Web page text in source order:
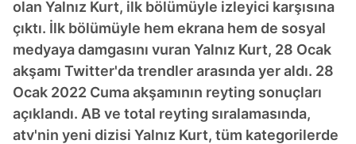
olan Yalnız Kurt, ilk bölümüyle izleyici karşısına
çıktı. İlk bölümüyle hem ekrana hem de sosyal
medyaya damgasını vuran Yalnız Kurt, 28 Ocak
akşamı Twitter'da trendler arasında yer aldı. 28
Ocak 2022 Cuma akşamının reyting sonuçları
açıklandı. AB ve total reyting sıralamasında,
atv'nin yeni dizisi Yalnız Kurt, tüm kategorilerde